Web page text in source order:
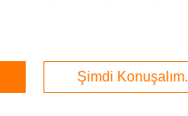
Şimdi Konuşalım.